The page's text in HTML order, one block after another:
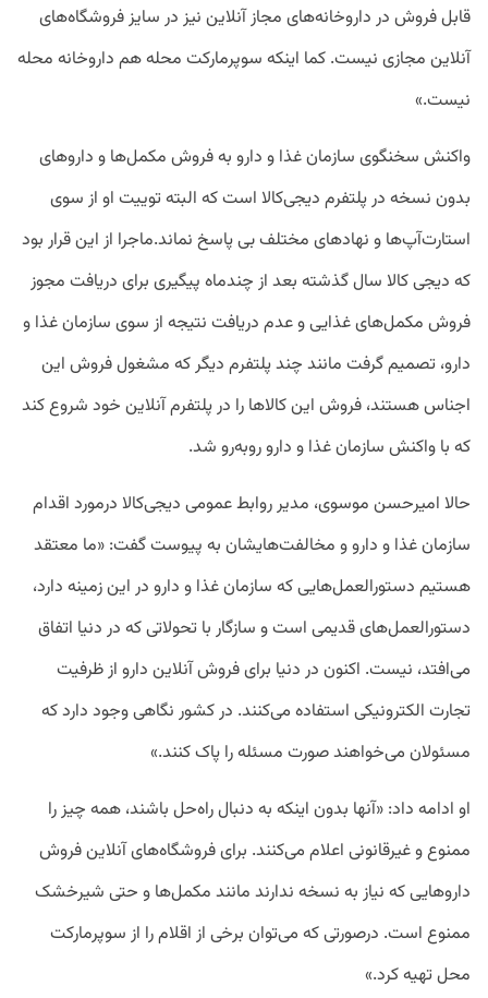
قابل فروش در داروخانه‌های مجاز آنلاین نیز در سایز فروشگاه‌های
آنلاین مجازی نیست. کما اینکه سوپرمارکت محله هم داروخانه محله
نیست.»
واکنش سخنگوی سازمان غذا و دارو به فروش مکمل‌ها و داروهای
بدون نسخه در پلتفرم دیجی‌کالا است که البته توییت او از سوی
استارت‌آپ‌ها و نهادهای مختلف بی پاسخ نماند.ماجرا از این قرار بود
که دیجی کالا سال گذشته بعد از چندماه پیگیری برای دریافت مجوز
فروش مکمل‌های غذایی و عدم دریافت نتیجه از سوی سازمان غذا و
دارو، تصمیم گرفت مانند چند پلتفرم دیگر که مشغول فروش این
اجناس هستند، فروش این کالاها را در پلتفرم آنلاین خود شروع کند
که با واکنش سازمان غذا و دارو روبه‌رو شد.
حالا امیرحسن موسوی، مدیر روابط عمومی دیجی‌کالا درمورد اقدام
سازمان غذا و دارو و مخالفت‌هایشان به پیوست گفت: «ما معتقد
هستیم دستورالعمل‌هایی که سازمان غذا و دارو در این زمینه دارد،
دستورالعمل‌های قدیمی است و سازگار با تحولاتی که در دنیا اتفاق
می‌افتد، نیست. اکنون در دنیا برای فروش آنلاین دارو از ظرفیت
تجارت الکترونیکی استفاده می‌کنند. در کشور نگاهی وجود دارد که
مسئولان می‌خواهند صورت مسئله را پاک کنند.»
او ادامه داد: «آنها بدون اینکه به دنبال راه‌حل باشند، همه چیز را
ممنوع و غیرقانونی اعلام می‌کنند. برای فروشگاه‌های آنلاین فروش
داروهایی که نیاز به نسخه ندارند مانند مکمل‌ها و حتی شیرخشک
ممنوع است. درصورتی که می‌توان برخی از اقلام را از سوپرمارکت
محل تهیه کرد.»